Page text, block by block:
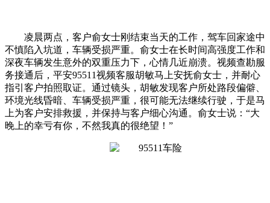
凌晨两点，客户俞女士刚结束当天的工作，驾车回家途中
不慎陷入坑道，车辆受损严重。俞女士在长时间高强度工作和
深夜车辆发生意外的双重压力下，心情几近崩溃。视频查勘服
务接通后，平安95511视频客服胡敏马上安抚俞女士，并耐心
指引客户拍照取证。通过镜头，胡敏发现客户所处路段偏僻、
环境光线昏暗、车辆受损严重，很可能无法继续行驶，于是马
上为客户安排救援，并保持与客户细心沟通。俞女士说：“大
晚上的幸亏有你，不然我真的很绝望！”